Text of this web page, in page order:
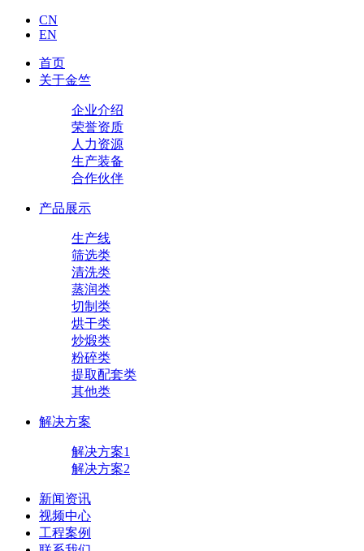
CN
EN
首页
关于金竺
企业介绍
荣誉资质
人力资源
生产装备
合作伙伴
产品展示
生产线
筛选类
清洗类
蒸润类
切制类
烘干类
炒煅类
粉碎类
提取配套类
其他类
解决方案
解决方案1
解决方案2
新闻资讯
视频中心
工程案例